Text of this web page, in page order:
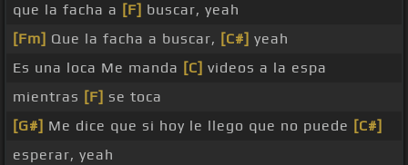
que la facha a [F] buscar, yeah
[Fm] Que la facha a buscar, [C#] yeah
Es una loca Me manda [C] videos a la espa
mientras [F] se toca
[G#] Me dice que si hoy le llego que no puede [C#]
esperar, yeah